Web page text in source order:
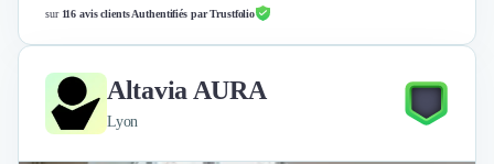
Nettoyage & Ménage
Clubs & Réseaux Professionnels
sur 116 avis clients Authentifiés par Trustfolio
Altavia AURA
Lyon